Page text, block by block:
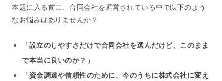
本題に入る前に、合同会社を運営されている中で以下のよう
なお悩みはありませんか？
「設立のしやすさだけで合同会社を選んだけど、このまま
で本当に良いのか？」
「資金調達や信頼性のために、今のうちに株式会社に変え